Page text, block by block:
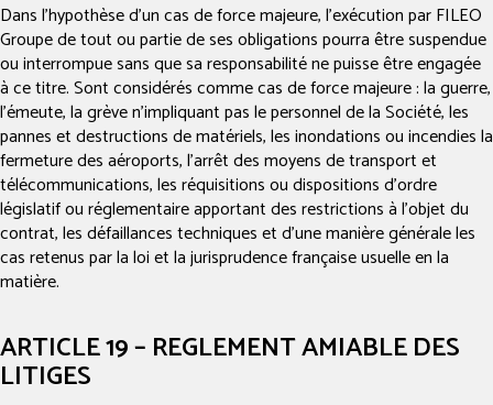
Dans l’hypothèse d’un cas de force majeure, l'exécution par FILEO
Groupe de tout ou partie de ses obligations pourra être suspendue
ou interrompue sans que sa responsabilité ne puisse être engagée
à ce titre. Sont considérés comme cas de force majeure : la guerre,
l’émeute, la grève n’impliquant pas le personnel de la Société, les
pannes et destructions de matériels, les inondations ou incendies la
fermeture des aéroports, l’arrêt des moyens de transport et
télécommunications, les réquisitions ou dispositions d’ordre
législatif ou réglementaire apportant des restrictions à l’objet du
contrat, les défaillances techniques et d’une manière générale les
cas retenus par la loi et la jurisprudence française usuelle en la
matière.
ARTICLE 19 – REGLEMENT AMIABLE DES
LITIGES